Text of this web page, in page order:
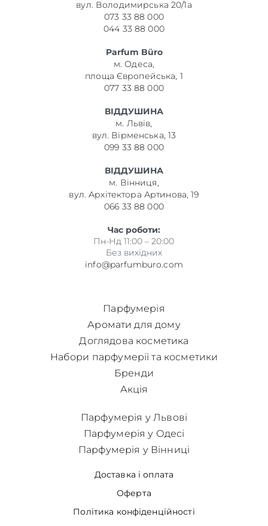
вул. Володимирська 20/1а
073 33 88 000
044 33 88 000
Parfum Büro
м. Одеса,
площа Європейська, 1
077 33 88 000
ВІДДУШИНА
м. Львів,
вул. Вірменська, 13
099 33 88 000
ВІДДУШИНА
м. Вінниця,
вул. Архітектора Артинова, 19
066 33 88 000
Час роботи:
Пн-Нд 11:00 – 20:00
Без вихідних
info@parfumburo.com
Парфумерія
Аромати для дому
Доглядова косметика
Набори парфумерії та косметики
Бренди
Акція
Доставка і оплата
Оферта
Політика конфіденційності
Парфумерія у Львові
Парфумерія у Одесі
Парфумерія у Вінниці